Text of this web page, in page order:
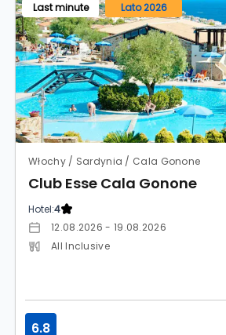
Last minute Lato 2026
Włochy / Sardynia / Cala Gonone
Club Esse Cala Gonone
Hotel:4
12.08.2026 - 19.08.2026
All Inclusive
6.8